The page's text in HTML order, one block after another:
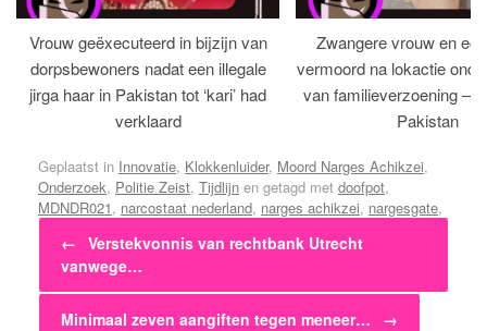
Vrouw geëxecuteerd in bijzijn van
dorpsbewoners nadat een illegale
jirga haar in Pakistan tot ‘kari’ had
verklaard
Zwangere vrouw en
vermoord na lokactie
van familieverzoening –
Pakistan
Geplaatst in Innovatie, Klokkenluider, Moord Narges Achikzei,
Onderzoek, Politie Zeist, Tijdlijn en getagd met doofpot,
MDNDR021, narcostaat nederland, narges achikzei, nargesgate,
Bericht navigatie
← Verstekvonnis van rechtbank Utrecht
vanwege…
Minimaal zeven aangiften tegen meneer… →